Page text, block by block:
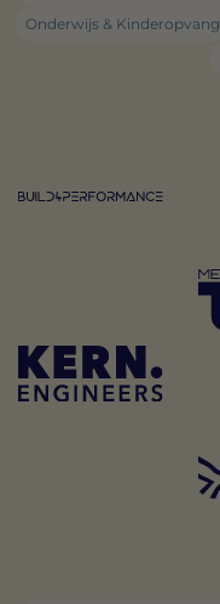
Onderwijs & Kinderopvang